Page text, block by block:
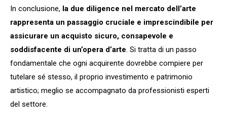
In conclusione, la due diligence nel mercato dell’arte
rappresenta un passaggio cruciale e imprescindibile per
assicurare un acquisto sicuro, consapevole e
soddisfacente di un’opera d’arte. Si tratta di un passo
fondamentale che ogni acquirente dovrebbe compiere per
tutelare sé stesso, il proprio investimento e patrimonio
artistico; meglio se accompagnato da professionisti esperti
del settore.